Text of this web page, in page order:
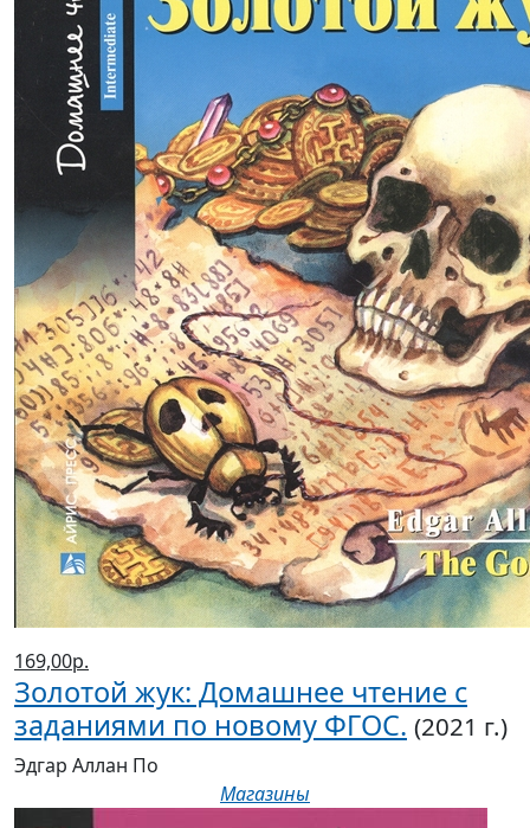
169,00р.
Золотой жук: Домашнее чтение с
заданиями по новому ФГОС. (2021 г.)
Эдгар Аллан По
Магазины